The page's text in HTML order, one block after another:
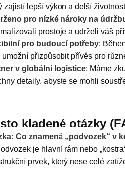
zajistí lepší výkon a delší
pro nízké nároky na
prostoje a udrželi váš
pro budoucí potřeby:
umožní přizpůsobit přívěs pro
v globální logistice: Máme
detaily, abyste se mohli
kladené otázky
Co znamená „podvozek“ v
je hlavní rám nebo
prvek, který nese celé